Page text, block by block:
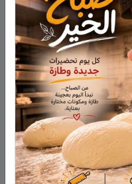
أو الزوجة مجرد سلعة
تخريج 14 نحالاً جديداً في الجولان بإشراف
نحالاً جديداً في الجولان بإشراف
هادي أبو رافع ينجح في
إلى أعلى نقطة في أوروبا